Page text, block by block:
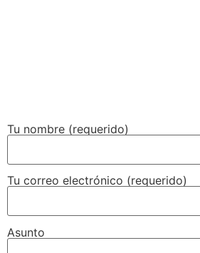
Tu nombre (requerido)
Tu correo electrónico (requerido)
Asunto